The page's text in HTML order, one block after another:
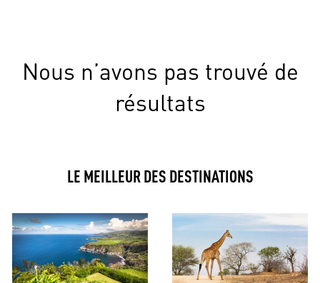
Nous n’avons pas trouvé de
résultats
LE MEILLEUR DES DESTINATIONS